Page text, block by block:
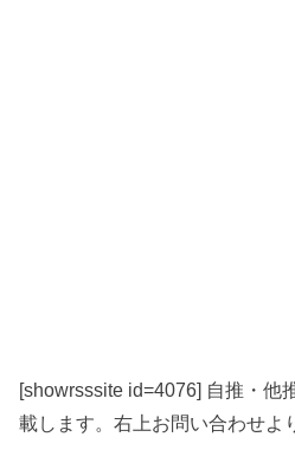
[showrsssite id=4076] 自推・他
載します。右上お問い合わせよ